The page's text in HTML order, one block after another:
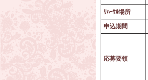
ﾘﾊｰｻﾙ場所
申込期間
応募要領